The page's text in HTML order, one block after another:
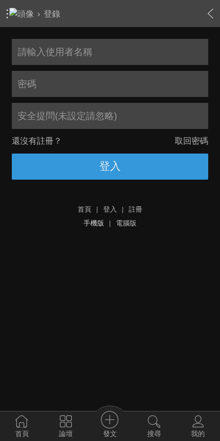
› 登錄
安全提問(未設定請忽略)
還沒有註冊？ 取回密碼
登入
首頁 | 登入 |
註冊
手機版
| 電腦版
首頁 論壇 發文 搜尋 我的